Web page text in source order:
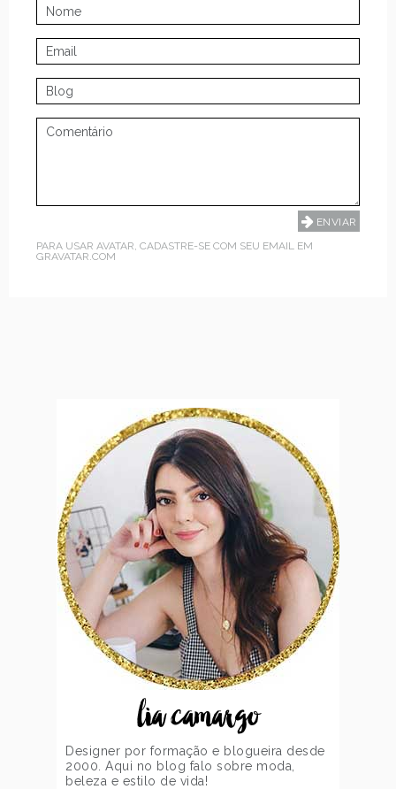
PARA USAR AVATAR, CADASTRE-SE COM SEU EMAIL EM
GRAVATAR.COM
lia camargo
Designer por formação e blogueira desde
2000. Aqui no blog falo sobre moda,
beleza e estilo de vida!